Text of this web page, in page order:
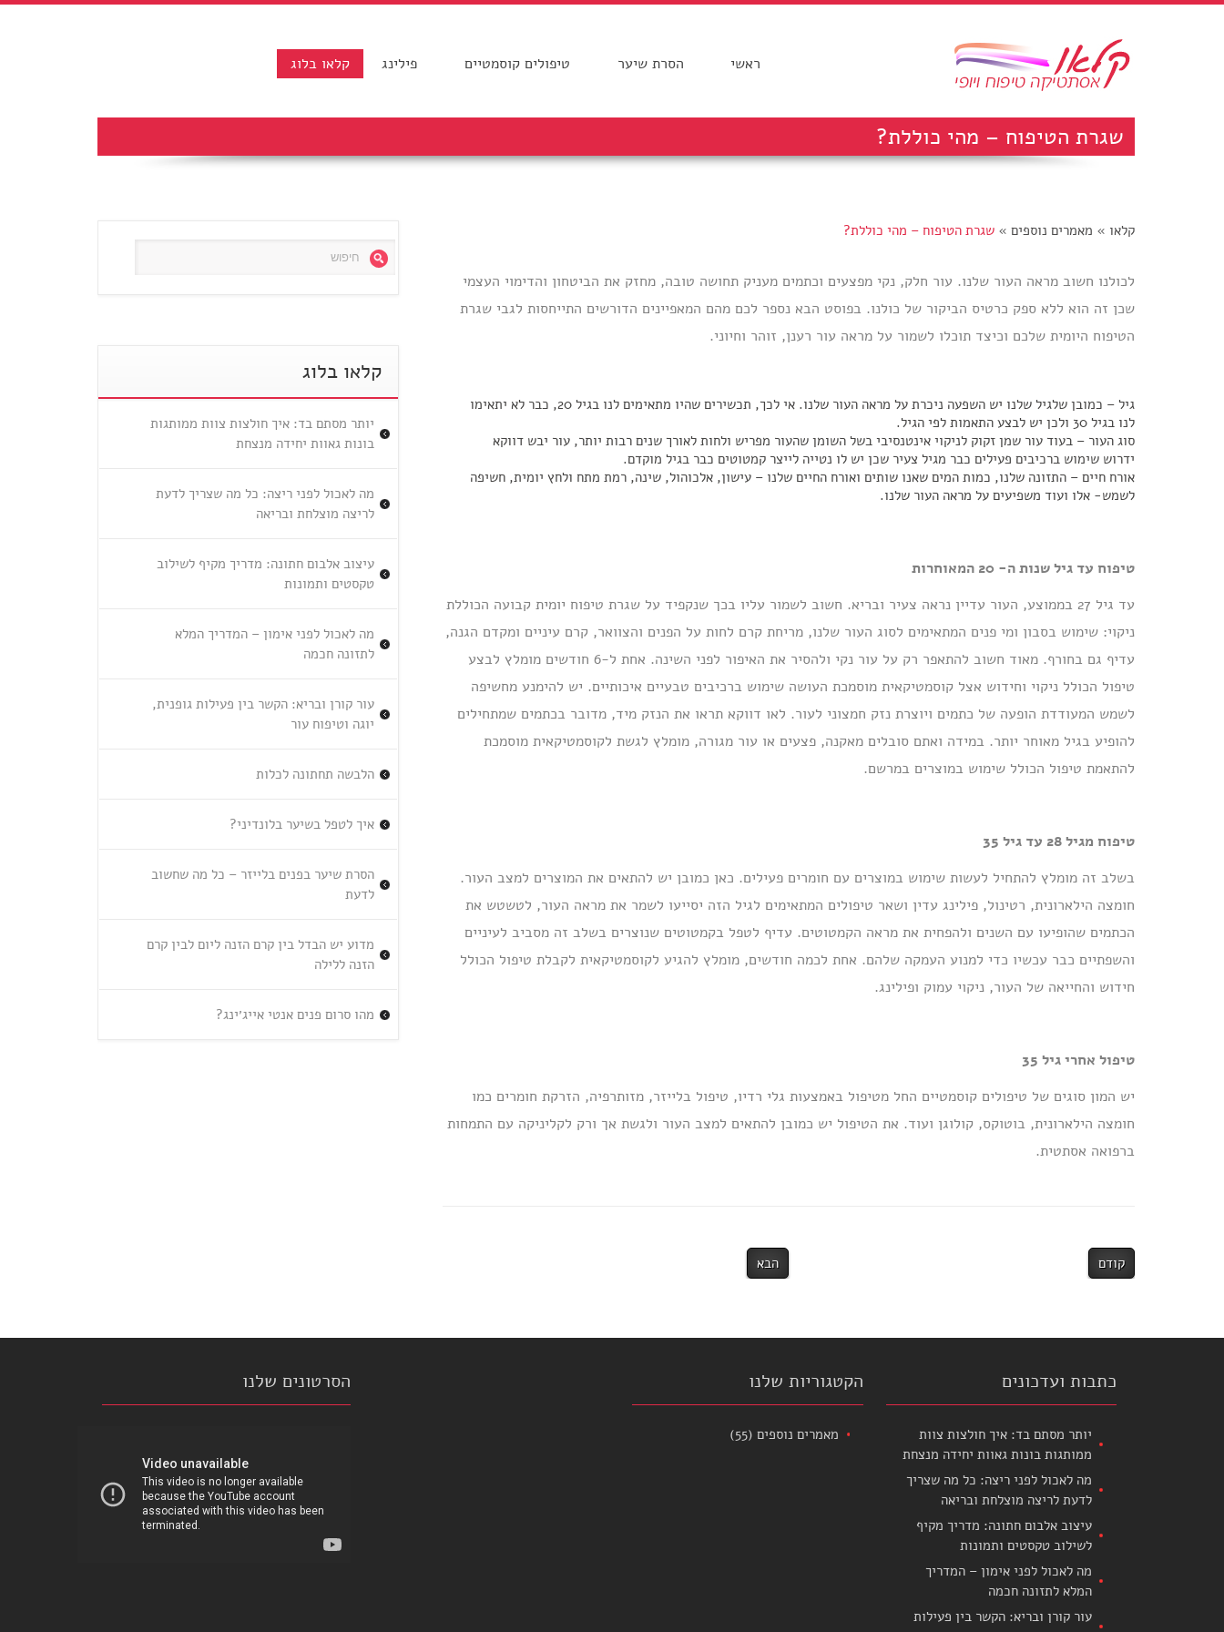
ראשי הסרת שיער טיפולים קוסמטיים פילינג קלאו בלוג
שגרת הטיפוח – מהי כוללת?
קלאו » מאמרים נוספים »שגרת הטיפוח – מהי כוללת?
לכולנו חשוב מראה העור שלנו. עור חלק, נקי מפצעים וכתמים מעניק תחושה טובה, מחזק את הביטחון והדימוי העצמי
שכן זה הוא ללא ספק כרטיס הביקור של כולנו. בפוסט הבא נספר לכם מהם המאפיינים הדורשים התייחסות לגבי שגרת
הטיפוח היומית שלכם וכיצד תוכלו לשמור על מראה עור רענן, זוהר וחיוני.
גיל – כמובן שלגיל שלנו יש השפעה ניכרת על מראה העור שלנו. אי לכך, תכשירים שהיו מתאימים לנו בגיל 20, כבר לא יתאימו
לנו בגיל 30 ולכן יש לבצע התאמות לפי הגיל.
סוג העור – בעוד עור שמן זקוק לניקוי אינטנסיבי בשל השומן שהעור מפריש ולחות לאורך שנים רבות יותר, עור יבש דווקא
ידרוש שימוש ברכיבים פעילים כבר מגיל צעיר שכן יש לו נטייה לייצר קמטוטים כבר בגיל מוקדם.
אורח חיים – התזונה שלנו, כמות המים שאנו שותים ואורח החיים שלנו – עישון, אלכוהול, שינה, רמת מתח ולחץ יומית, חשיפה
לשמש- אלו ועוד משפיעים על מראה העור שלנו.
טיפוח עד גיל שנות ה- 20 המאוחרות
עד גיל 27 בממוצע, העור עדיין נראה צעיר ובריא. חשוב לשמור עליו בכך שנקפיד על שגרת טיפוח יומית קבועה הכוללת
ניקוי: שימוש בסבון ומי פנים המתאימים לסוג העור שלנו, מריחת קרם לחות על הפנים והצוואר, קרם עיניים ומקדם הגנה,
עדיף גם בחורף. מאוד חשוב להתאפר רק על עור נקי ולהסיר את האיפור לפני השינה. אחת ל-6 חודשים מומלץ לבצע
טיפול הכולל ניקוי וחידוש אצל קוסמטיקאית מוסמכת העושה שימוש ברכיבים טבעיים איכותיים. יש להימנע מחשיפה
לשמש המעודדת הופעה של כתמים ויוצרת נזק חמצוני לעור. לאו דווקא תראו את הנזק מיד, מדובר בכתמים שמתחילים
להופיע בגיל מאוחר יותר. במידה ואתם סובלים מאקנה, פצעים או עור מגורה, מומלץ לגשת לקוסמטיקאית מוסמכת
להתאמת טיפול הכולל שימוש במוצרים במרשם.
טיפוח מגיל 28 עד גיל 35
בשלב זה מומלץ להתחיל לעשות שימוש במוצרים עם חומרים פעילים. כאן כמובן יש להתאים את המוצרים למצב העור.
חומצה הילארונית, רטינול, פילינג עדין ושאר טיפולים המתאימים לגיל הזה יסייעו לשמר את מראה העור, לטשטש את
הכתמים שהופיעו עם השנים ולהפחית את מראה הקמטוטים. עדיף לטפל בקמטוטים שנוצרים בשלב זה מסביב לעיניים
והשפתיים כבר עכשיו כדי למנוע העמקה שלהם. אחת לכמה חודשים, מומלץ להגיע לקוסמטיקאית לקבלת טיפול הכולל
חידוש והחייאה של העור, ניקוי עמוק ופילינג.
טיפול אחרי גיל 35
יש המון סוגים של טיפולים קוסמטיים החל מטיפול באמצעות גלי רדיו, טיפול בלייזר, מזותרפיה, הזרקת חומרים כמו
חומצה הילארונית, בוטוקס, קולוגן ועוד. את הטיפול יש כמובן להתאים למצב העור ולגשת אך ורק לקליניקה עם התמחות
ברפואה אסתטית.
קודם הבא
קלאו בלוג
יותר מסתם בד: איך חולצות צוות ממותגות
בונות גאוות יחידה מנצחת
מה לאכול לפני ריצה: כל מה שצריך לדעת
לריצה מוצלחת ובריאה
עיצוב אלבום חתונה: מדריך מקיף לשילוב
טקסטים ותמונות
מה לאכול לפני אימון – המדריך המלא
לתזונה חכמה
עור קורן ובריא: הקשר בין פעילות גופנית,
יוגה וטיפוח עור
הלבשה תחתונה לכלות
איך לטפל בשיער בלונדיני?
הסרת שיער בפנים בלייזר – כל מה שחשוב
לדעת
מדוע יש הבדל בין קרם הזנה ליום לבין קרם
הזנה ללילה
מהו סרום פנים אנטי אייג׳ינג?
כתבות ועדכונים
יותר מסתם בד: איך חולצות צוות
ממותגות בונות גאוות יחידה מנצחת
מה לאכול לפני ריצה: כל מה שצריך
לדעת לריצה מוצלחת ובריאה
עיצוב אלבום חתונה: מדריך מקיף
לשילוב טקסטים ותמונות
מה לאכול לפני אימון – המדריך
המלא לתזונה חכמה
עור קורן ובריא: הקשר בין פעילות
הקטגוריות שלנו
מאמרים נוספים (55)
הסרטונים שלנו